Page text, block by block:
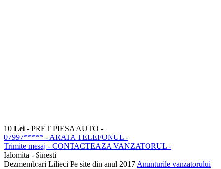
10 Lei - PRET PIESA AUTO -
07997***** - ARATA TELEFONUL -
Trimite mesaj - CONTACTEAZA VANZATORUL -
Ialomita - Sinesti
Dezmembrari Lilieci Pe site din anul 2017 Anunturile vanzatorului